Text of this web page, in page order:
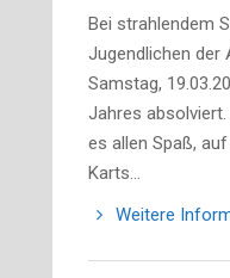
Bei strahlendem
Jugendlichen der
Samstag,
Jahres
es allen Spaß,
Karts…
Weitere